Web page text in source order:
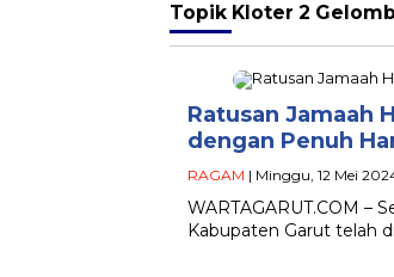
Topik Kloter 2
Ratusan Jamaah
dengan Penuh
RAGAM | Minggu, 12 Mei
WARTAGARUT.COM –
Kabupaten Garut telah